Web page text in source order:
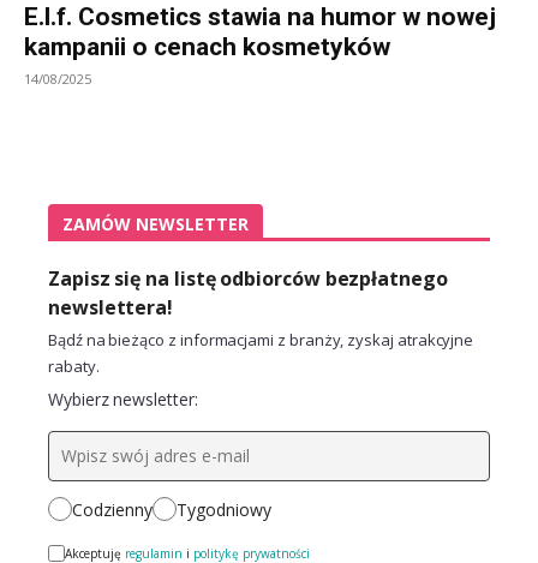
E.l.f. Cosmetics stawia na humor w nowej
kampanii o cenach kosmetyków
14/08/2025
ZAMÓW NEWSLETTER
Zapisz się na listę odbiorców bezpłatnego
newslettera!
Bądź na bieżąco z informacjami z branży, zyskaj atrakcyjne
rabaty.
Wybierz newsletter:
Codzienny Tygodniowy
Akceptuję regulamin i politykę prywatności